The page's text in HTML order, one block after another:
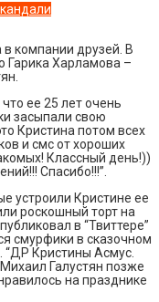
компании друзей. В
Гарика Харламова –
ее 25 лет очень
засыпали свою
Кристина потом всех
и смс от хороших
Классный день!))
Спасибо!!!”.
устроили Кристине ее
роскошный торт на
в “Твиттере”
смурфики в сказочном
Кристины Асмус.
Галустян позже
на празднике